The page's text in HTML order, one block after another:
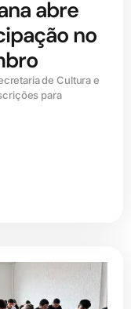
abre
no
de Cultura e
para